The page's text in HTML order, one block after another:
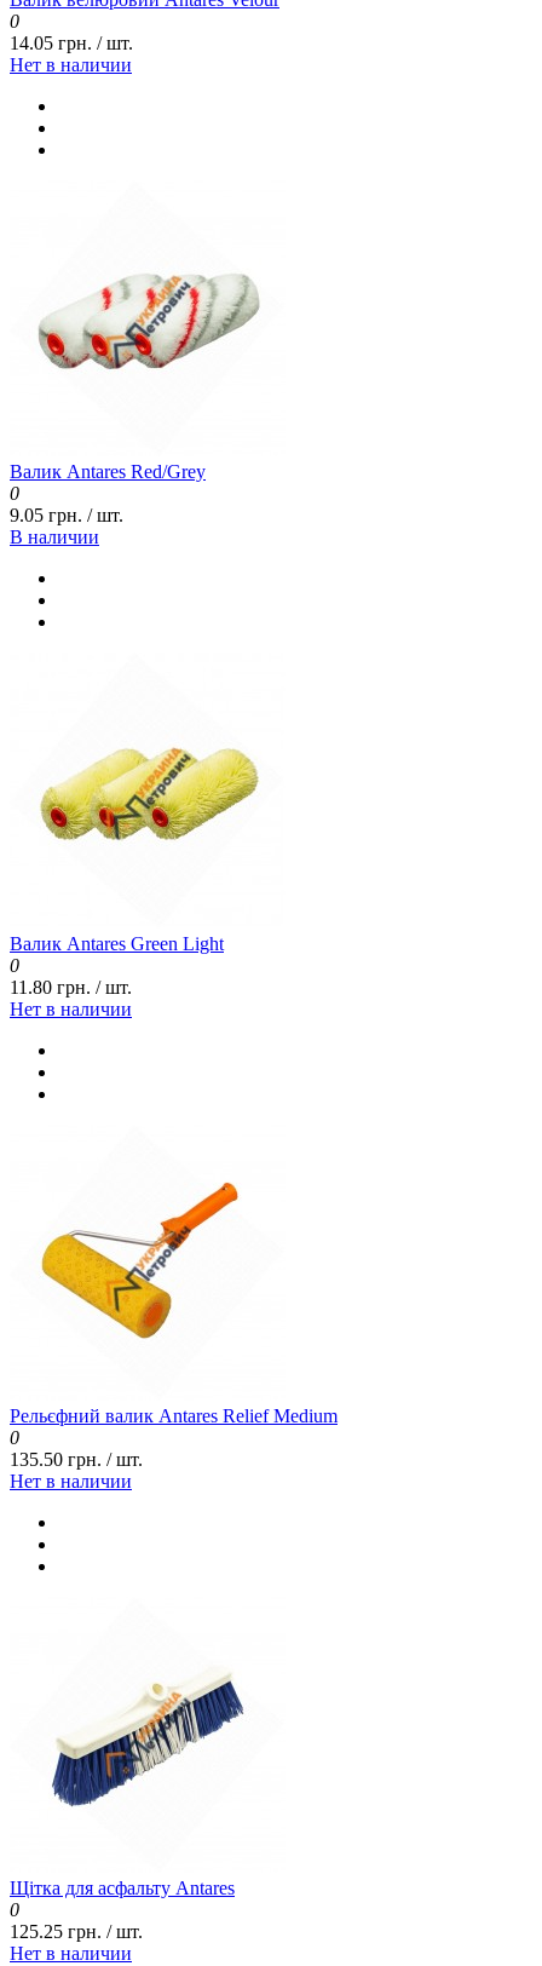
0
14.05 грн. / шт.
Нет в наличии
Валик Antares Red/Grey
0
9.05 грн. / шт.
В наличии
Валик Antares Green Light
0
11.80 грн. / шт.
Нет в наличии
Рельєфний валик Antares Relief Medium
0
135.50 грн. / шт.
Нет в наличии
Щітка для асфальту Antares
0
125.25 грн. / шт.
Нет в наличии